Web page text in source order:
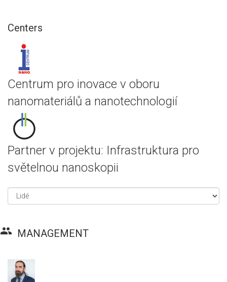
Centers
Centrum pro inovace v oboru
nanomateriálů a nanotechnologií
Partner v projektu: Infrastruktura pro
světelnou nanoskopii
group MANAGEMENT